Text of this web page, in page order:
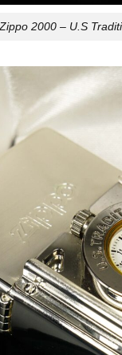
2000 – U.S